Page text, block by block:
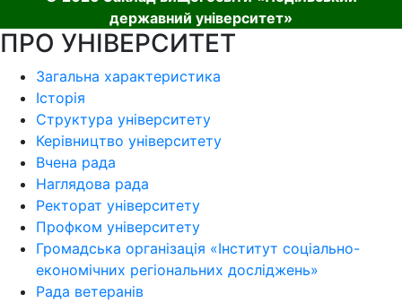
державний університет»
ПРО УНІВЕРСИТЕТ
Загальна характеристика
Історія
Структура університету
Керівництво університету
Вчена рада
Наглядова рада
Ректорат університету
Профком університету
Громадська організація «Інститут соціально-
економічних регіональних досліджень»
Рада ветеранів